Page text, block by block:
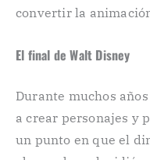
convertir la
El final de Walt Disney
Durante muchos
a crear personajes y
un punto en que el